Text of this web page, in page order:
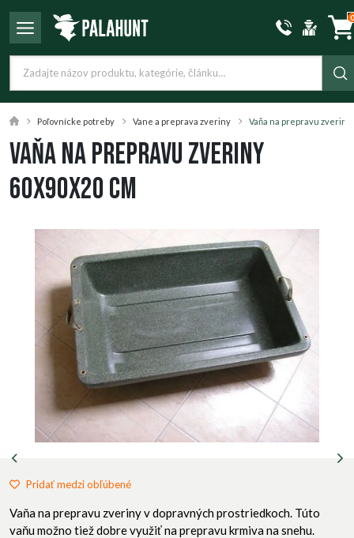
0
Poľovnícke potreby Vane a preprava zveriny Vaňa na prepravu zveriny
Vaňa na prepravu zveriny
60x90x20 cm
Pridať medzi obľúbené
Vaňa na prepravu zveriny v dopravných prostriedkoch. Túto
vaňu možno tiež dobre využiť na prepravu krmiva na snehu.